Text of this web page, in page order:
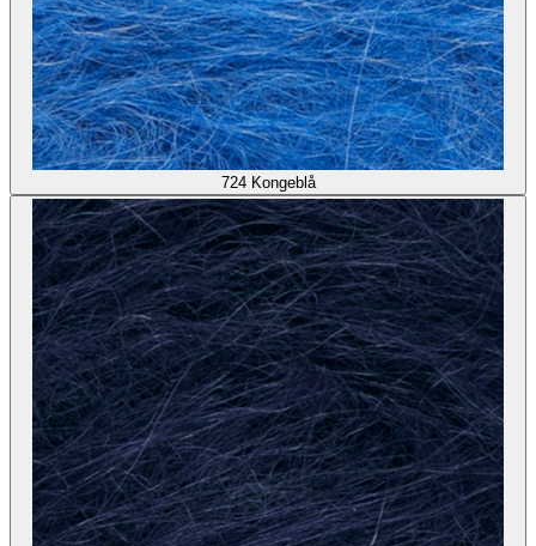
724 Kongeblå